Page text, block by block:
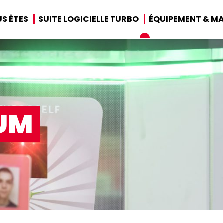
ÊTES SUITE LOGICIELLE TURBO ÉQUIPEMENT &